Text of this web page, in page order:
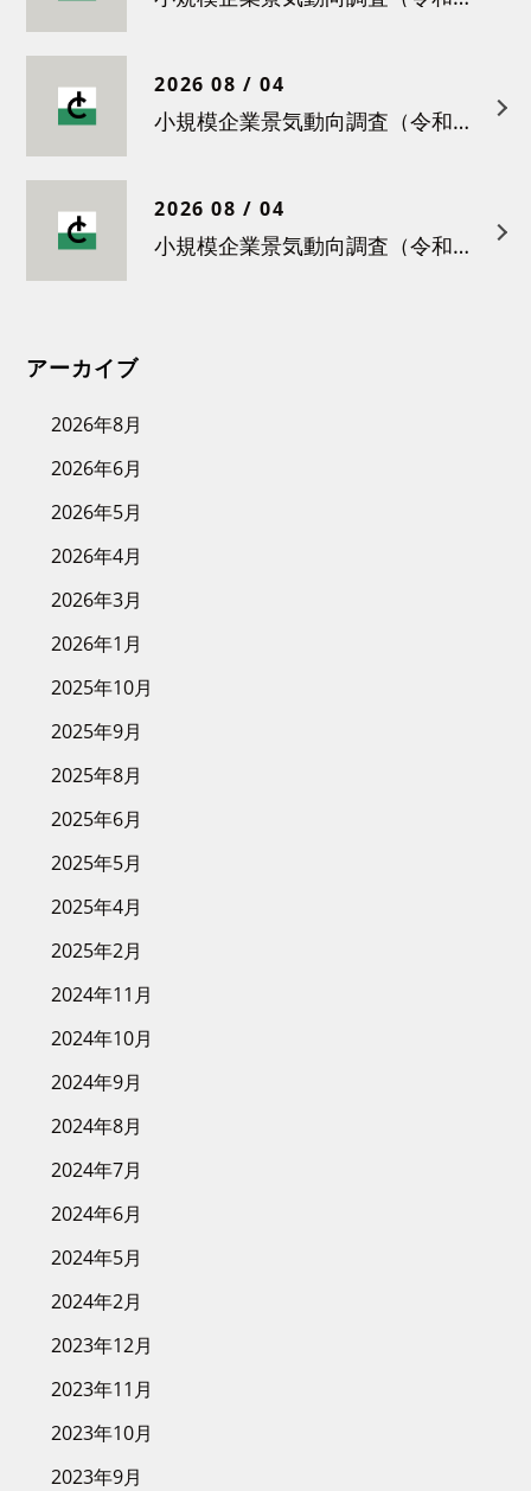
2026 08 / 04
小規模企業景気動向調査（令和８年４月）結果について
2026 08 / 04
小規模企業景気動向調査（令和８年３月）結果について
アーカイブ
2026年8月
2026年6月
2026年5月
2026年4月
2026年3月
2026年1月
2025年10月
2025年9月
2025年8月
2025年6月
2025年5月
2025年4月
2025年2月
2024年11月
2024年10月
2024年9月
2024年8月
2024年7月
2024年6月
2024年5月
2024年2月
2023年12月
2023年11月
2023年10月
2023年9月